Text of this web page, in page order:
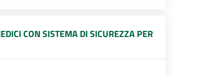
CON SISTEMA DI SICUREZZA PER